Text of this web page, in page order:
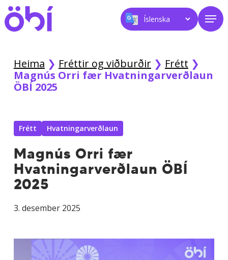
Skip
to
main
Heima ❯ Fréttir og viðburðir❯ Frétt ❯
Magnús Orri fær Hvatningarverðlaun
ÖBÍ 2025
Frétt Hvatningarverðlaun
Magnús Orri fær
Hvatningarverðlaun ÖBÍ
2025
3. desember 2025